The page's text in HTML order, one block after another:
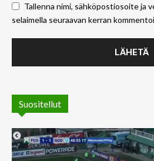
Tallenna nimi, sähköpostiosoite ja
selaimella seuraavan kerran
Suositellut